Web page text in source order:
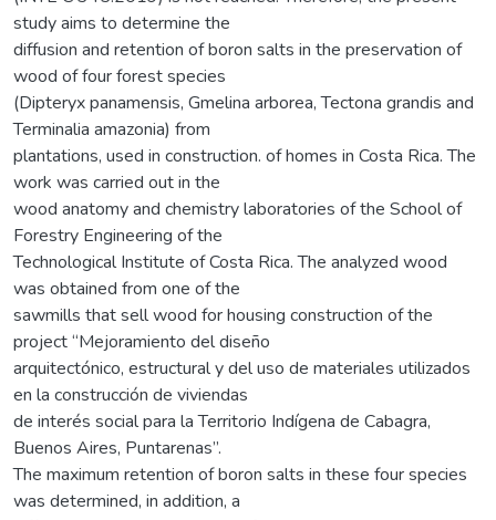
study aims to determine the
diffusion and retention of boron salts in the preservation of
wood of four forest species
(Dipteryx panamensis, Gmelina arborea, Tectona grandis and
Terminalia amazonia) from
plantations, used in construction. of homes in Costa Rica. The
work was carried out in the
wood anatomy and chemistry laboratories of the School of
Forestry Engineering of the
Technological Institute of Costa Rica. The analyzed wood
was obtained from one of the
sawmills that sell wood for housing construction of the
project “Mejoramiento del diseño
arquitectónico, estructural y del uso de materiales utilizados
en la construcción de viviendas
de interés social para la Territorio Indígena de Cabagra,
Buenos Aires, Puntarenas”.
The maximum retention of boron salts in these four species
was determined, in addition, a